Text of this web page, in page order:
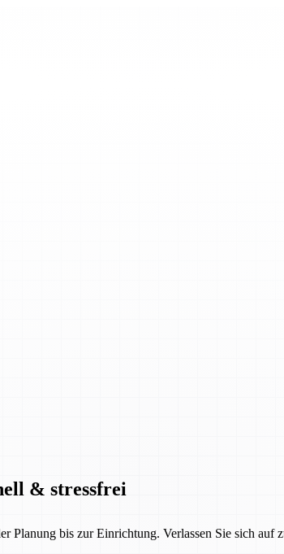
& stressfrei
Planung bis zur Einrichtung. Verlassen Sie sich